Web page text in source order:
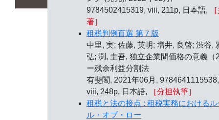
9784502415319, viii, 211p, 日本語,
著］
租税判例百選 第７版
中里, 実; 佐藤, 英明; 増井, 良啓; 渋谷,
弘; 渕, 圭吾, 独立企業間価格の意義（
ー残余利益分割法
有斐閣, 2021年06月, 9784641115538,
viii, 248p, 日本語,
［分担執筆］
租税と法の接点 : 租税実務におけるル
ル・オブ・ロー